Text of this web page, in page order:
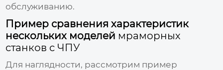
обслуживанию.
Пример сравнения характеристик
нескольких моделей мраморных
станков с ЧПУ
Для наглядности, рассмотрим пример